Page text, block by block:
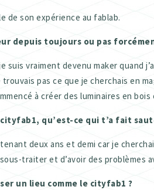
de son expérience au fablab.
depuis toujours ou pas
vraiment devenu maker quand
pas ce que je cherchais en
à créer des luminaires en bois
qu’est-ce qui t’a fait
deux ans et demi car je
traiter et d’avoir des problèmes
un lieu comme le cityfab1 ?